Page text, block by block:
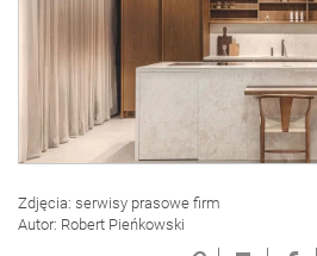
Zdjęcia: serwisy prasowe firm
Autor: Robert Pieńkowski